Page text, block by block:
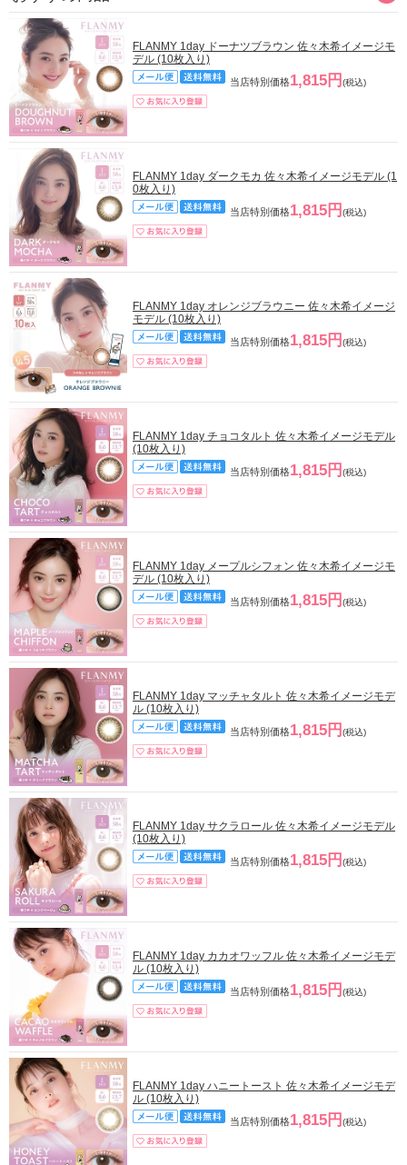
FLANMY 1day ドーナツブラウン 佐々木希イメージモ
デル (10枚入り)
当店特別価格1,815円 (税込)
FLANMY 1day ダークモカ 佐々木希イメージモデル (1
0枚入り)
当店特別価格1,815円 (税込)
FLANMY 1day オレンジブラウニー 佐々木希イメージ
モデル (10枚入り)
当店特別価格1,815円 (税込)
FLANMY 1day チョコタルト 佐々木希イメージモデル
(10枚入り)
当店特別価格1,815円 (税込)
FLANMY 1day メープルシフォン 佐々木希イメージモ
デル (10枚入り)
当店特別価格1,815円 (税込)
FLANMY 1day マッチャタルト 佐々木希イメージモデ
ル (10枚入り)
当店特別価格1,815円 (税込)
FLANMY 1day サクラロール 佐々木希イメージモデル
(10枚入り)
当店特別価格1,815円 (税込)
FLANMY 1day カカオワッフル 佐々木希イメージモデ
ル (10枚入り)
当店特別価格1,815円 (税込)
FLANMY 1day ハニートースト 佐々木希イメージモデ
ル (10枚入り)
当店特別価格1,815円 (税込)